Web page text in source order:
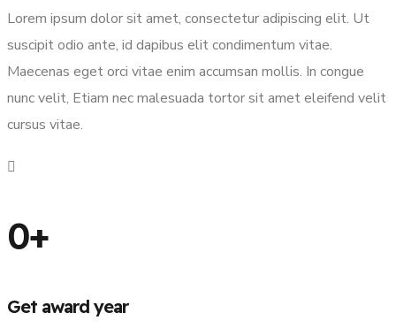
Lorem ipsum dolor sit amet, consectetur adipiscing elit. Ut
suscipit odio ante, id dapibus elit condimentum vitae.
Maecenas eget orci vitae enim accumsan mollis. In congue
nunc velit, Etiam nec malesuada tortor sit amet eleifend velit
cursus vitae.
0+
Get award year